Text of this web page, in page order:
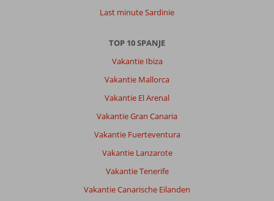
Last minute Sardinie
TOP 10 SPANJE
Vakantie Ibiza
Vakantie Mallorca
Vakantie El Arenal
Vakantie Gran Canaria
Vakantie Fuerteventura
Vakantie Lanzarote
Vakantie Tenerife
Vakantie Canarische Eilanden